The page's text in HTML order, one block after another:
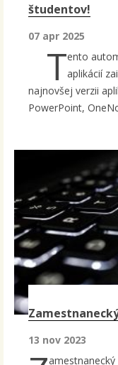
študentov!
07 apr 2025
Tento
aplikácií
najnovšej verzii
PowerPoint,
13 nov 2023
amestnanecký